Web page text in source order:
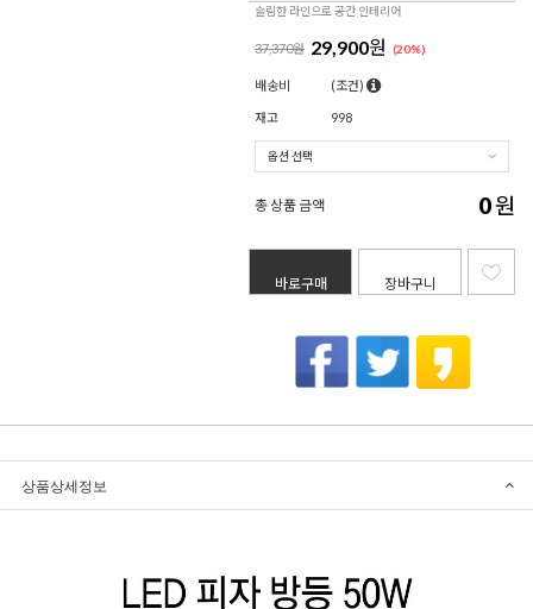
슬림한 라인으로 공간 인테리어
37,370원 29,900원 (20%)
배송비 (조건)
재고 998
총 상품 금액 0원
바로구매 장바구니
상품상세정보